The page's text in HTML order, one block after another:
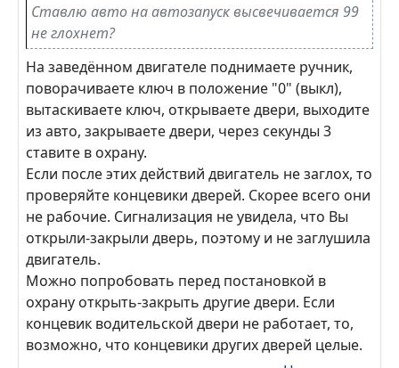
Ставлю авто на автозапуск высвечивается 99
не глохнет?
На заведённом двигателе поднимаете ручник,
поворачиваете ключ в положение "0" (выкл),
вытаскиваете ключ, открываете двери, выходите
из авто, закрываете двери, через секунды 3
ставите в охрану.
Если после этих действий двигатель не заглох, то
проверяйте концевики дверей. Скорее всего они
не рабочие. Сигнализация не увидела, что Вы
открыли-закрыли дверь, поэтому и не заглушила
двигатель.
Можно попробовать перед постановкой в
охрану открыть-закрыть другие двери. Если
концевик водительской двери не работает, то,
возможно, что концевики других дверей целые.